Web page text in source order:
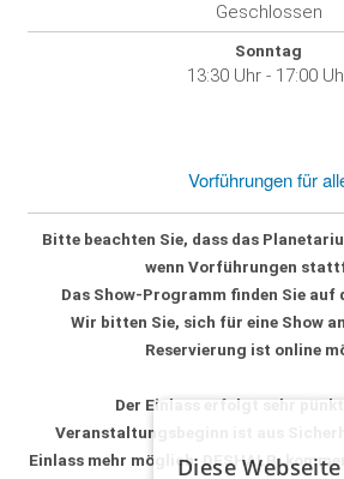
Geschlossen
Sonntag
13:30 Uhr - 17:00
Vorführungen für
Bitte beachten Sie, dass das
wenn Vorführungen
Das Show-Programm finden Sie auf
Wir bitten Sie, sich für eine Show
Reservierung ist online
Der Einlass erfolgt sehr
Veranstaltungsbeginn ist aus
Einlass mehr möglich. DESHALB:
Diese